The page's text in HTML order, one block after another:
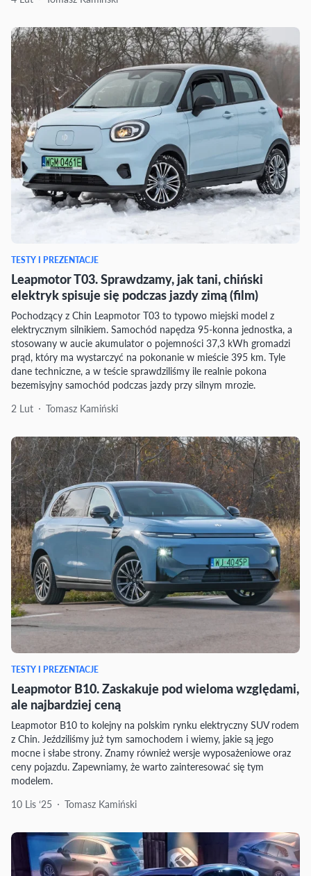
TESTY I PREZENTACJE
Leapmotor T03. Sprawdzamy, jak tani, chiński
elektryk spisuje się podczas jazdy zimą (film)
Pochodzący z Chin Leapmotor T03 to typowo miejski model z
elektrycznym silnikiem. Samochód napędza 95-konna jednostka, a
stosowany w aucie akumulator o pojemności 37,3 kWh gromadzi
prąd, który ma wystarczyć na pokonanie w mieście 395 km. Tyle
dane techniczne, a w teście sprawdziliśmy ile realnie pokona
bezemisyjny samochód podczas jazdy przy silnym mrozie.
2 Lut
Tomasz Kamiński
TESTY I PREZENTACJE
Leapmotor B10. Zaskakuje pod wieloma względami,
ale najbardziej ceną
Leapmotor B10 to kolejny na polskim rynku elektryczny SUV rodem
z Chin. Jeździliśmy już tym samochodem i wiemy, jakie są jego
mocne i słabe strony. Znamy również wersje wyposażeniowe oraz
ceny pojazdu. Zapewniamy, że warto zainteresować się tym
modelem.
10 Lis ‘25
Tomasz Kamiński